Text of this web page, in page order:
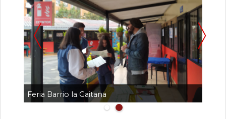
Feria Barrio la Gaitana